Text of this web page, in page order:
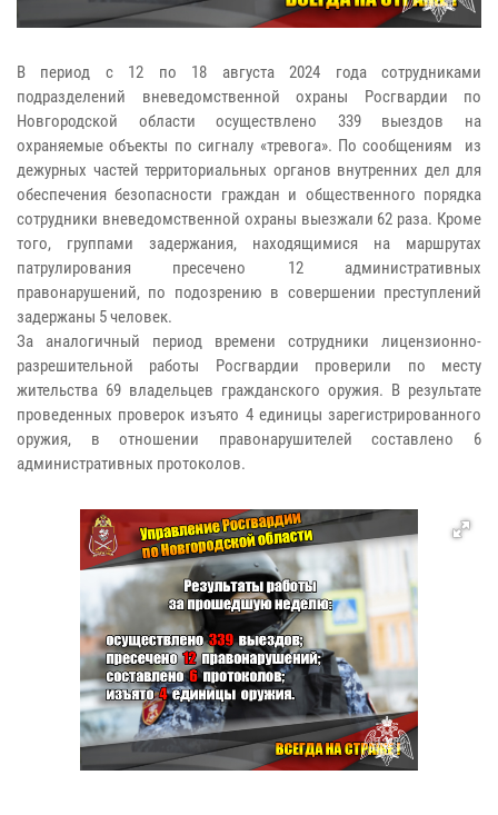
В период с 12 по 18 августа 2024 года сотрудниками
подразделений вневедомственной охраны Росгвардии по
Новгородской области осуществлено 339 выездов на
охраняемые объекты по сигналу «тревога». По сообщениям из
дежурных частей территориальных органов внутренних дел для
обеспечения безопасности граждан и общественного порядка
сотрудники вневедомственной охраны выезжали 62 раза. Кроме
того, группами задержания, находящимися на маршрутах
патрулирования пресечено 12 административных
правонарушений, по подозрению в совершении преступлений
задержаны 5 человек.
За аналогичный период времени сотрудники лицензионно-
разрешительной работы Росгвардии проверили по месту
жительства 69 владельцев гражданского оружия. В результате
проведенных проверок изъято 4 единицы зарегистрированного
оружия, в отношении правонарушителей составлено 6
административных протоколов.